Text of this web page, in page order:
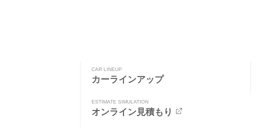
CAR LINEUP
カーラインアップ
ESTIMATE SIMULATION
オンライン見積もり